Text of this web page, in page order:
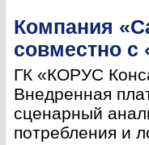
Компания
совместно с
ГК «КОРУС
Внедренная
сценарный
потребления и